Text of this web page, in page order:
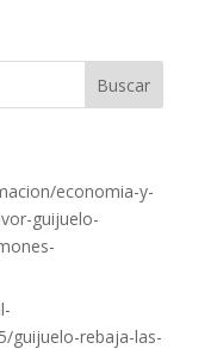
economia-y-
guijuelo-
guijuelo-rebaja-las-